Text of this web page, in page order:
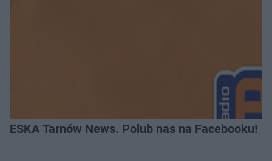
ESKA Tarnów News. Polub nas na Facebooku!